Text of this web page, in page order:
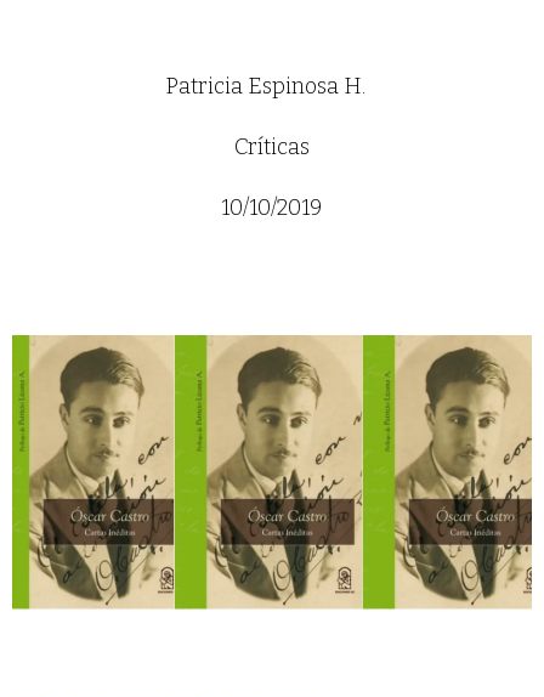
Patricia Espinosa H.
Críticas
10/10/2019